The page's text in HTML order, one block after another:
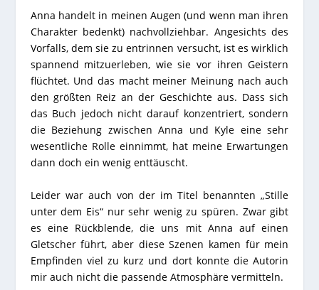
Anna handelt in meinen Augen (und wenn man ihren
Charakter bedenkt) nachvollziehbar. Angesichts des
Vorfalls, dem sie zu entrinnen versucht, ist es wirklich
spannend mitzuerleben, wie sie vor ihren Geistern
flüchtet. Und das macht meiner Meinung nach auch
den größten Reiz an der Geschichte aus. Dass sich
das Buch jedoch nicht darauf konzentriert, sondern
die Beziehung zwischen Anna und Kyle eine sehr
wesentliche Rolle einnimmt, hat meine Erwartungen
dann doch ein wenig enttäuscht.
Leider war auch von der im Titel benannten „Stille
unter dem Eis“ nur sehr wenig zu spüren. Zwar gibt
es eine Rückblende, die uns mit Anna auf einen
Gletscher führt, aber diese Szenen kamen für mein
Empfinden viel zu kurz und dort konnte die Autorin
mir auch nicht die passende Atmosphäre vermitteln.